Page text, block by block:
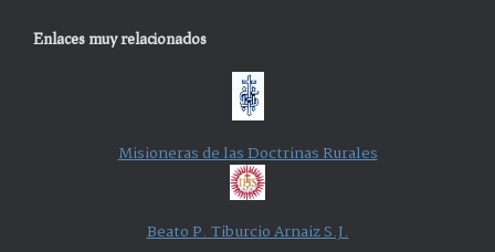
Enlaces muy relacionados
Misioneras de las Doctrinas Rurales
Beato P. Tiburcio Arnaiz S.J.